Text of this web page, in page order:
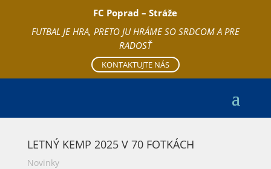
FC Poprad – Stráže
FUTBAL JE HRA, PRETO JU HRÁME SO SRDCOM A PRE
RADOSŤ
KONTAKTUJTE NÁS
LETNÝ KEMP 2025 V 70 FOTKÁCH
Novinky